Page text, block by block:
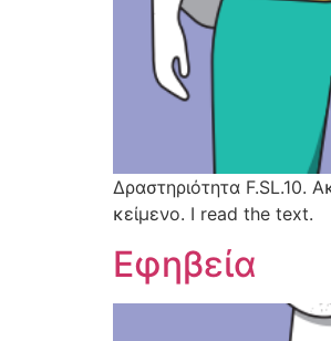
Δραστηριότητα F.SL.10.
κείμενο. I read the text.
Εφηβεία